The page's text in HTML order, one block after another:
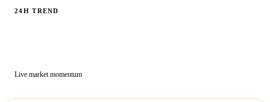
24H TREND
Live market momentum